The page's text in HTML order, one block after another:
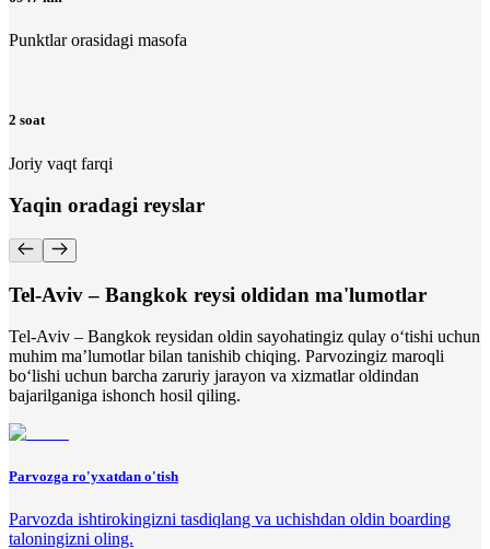
Punktlar orasidagi masofa
2 soat
Joriy vaqt farqi
Yaqin oradagi reyslar
Tel-Aviv – Bangkok reysi oldidan ma'lumotlar
Tel-Aviv – Bangkok reysidan oldin sayohatingiz qulay o‘tishi uchun
muhim ma’lumotlar bilan tanishib chiqing. Parvozingiz maroqli
bo‘lishi uchun barcha zaruriy jarayon va xizmatlar oldindan
bajarilganiga ishonch hosil qiling.
Parvozga ro'yxatdan o'tish
Parvozda ishtirokingizni tasdiqlang va uchishdan oldin boarding
taloningizni oling.